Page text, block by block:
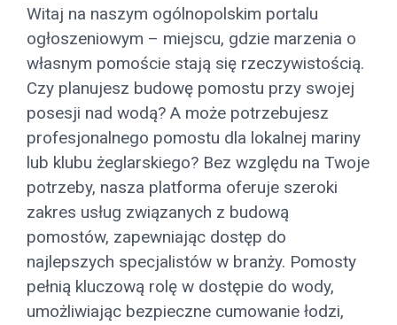
Witaj na naszym ogólnopolskim portalu
ogłoszeniowym – miejscu, gdzie marzenia o
własnym pomoście stają się rzeczywistością.
Czy planujesz budowę pomostu przy swojej
posesji nad wodą? A może potrzebujesz
profesjonalnego pomostu dla lokalnej mariny
lub klubu żeglarskiego? Bez względu na Twoje
potrzeby, nasza platforma oferuje szeroki
zakres usług związanych z budową
pomostów, zapewniając dostęp do
najlepszych specjalistów w branży. Pomosty
pełnią kluczową rolę w dostępie do wody,
umożliwiając bezpieczne cumowanie łodzi,